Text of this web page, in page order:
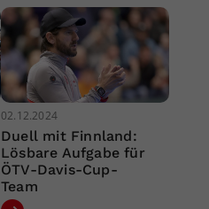
02.12.2024
Duell mit Finnland:
Lösbare Aufgabe für
ÖTV-Davis-Cup-
Team